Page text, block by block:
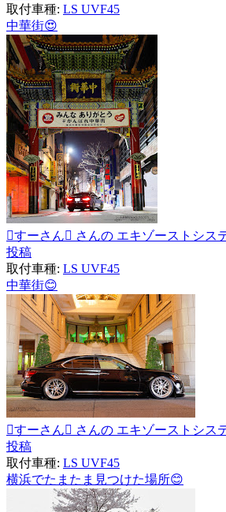
取付車種: LS UVF45
中華街😍
すーさん さんの エキゾーストシス
投稿
取付車種: LS UVF45
中華街😊
すーさん さんの エキゾーストシス
投稿
取付車種: LS UVF45
横浜でたまたま見つけた場所😊